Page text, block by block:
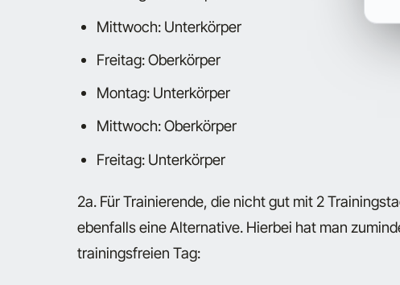
Mittwoch: Unterkörper
Freitag: Oberkörper
Montag: Unterkörper
Mittwoch: Oberkörper
Freitag: Unterkörper
2a. Für Trainierende, die nicht gut mit 2
ebenfalls eine Alternative. Hierbei hat man
trainingsfreien Tag: